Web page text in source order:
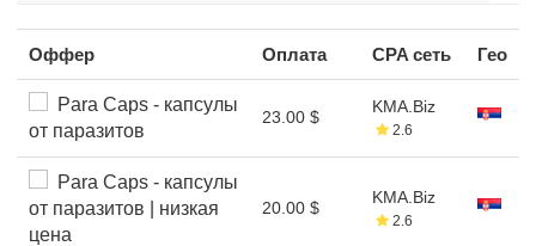
Оффер Оплата CPA сеть Гео
Para Caps - капсулы
от паразитов
23.00 $
KMA.Biz
2.6
Para Caps - капсулы
от паразитов | низкая
цена
20.00 $
KMA.Biz
2.6